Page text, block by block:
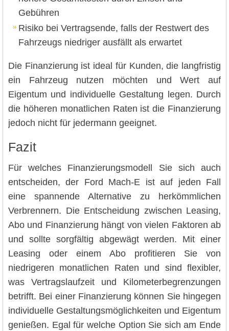
Gebühren
Risiko bei Vertragsende, falls der Restwert des
Fahrzeugs niedriger ausfällt als erwartet
Die Finanzierung ist ideal für Kunden, die langfristig
ein Fahrzeug nutzen möchten und Wert auf
Eigentum und individuelle Gestaltung legen. Durch
die höheren monatlichen Raten ist die Finanzierung
jedoch nicht für jedermann geeignet.
Fazit
Für welches Finanzierungsmodell Sie sich auch
entscheiden, der Ford Mach-E ist auf jeden Fall
eine spannende Alternative zu herkömmlichen
Verbrennern. Die Entscheidung zwischen Leasing,
Abo und Finanzierung hängt von vielen Faktoren ab
und sollte sorgfältig abgewägt werden. Mit einer
Leasing oder einem Abo profitieren Sie von
niedrigeren monatlichen Raten und sind flexibler,
was Vertragslaufzeit und Kilometerbegrenzungen
betrifft. Bei einer Finanzierung können Sie hingegen
individuelle Gestaltungsmöglichkeiten und Eigentum
genießen. Egal für welche Option Sie sich am Ende